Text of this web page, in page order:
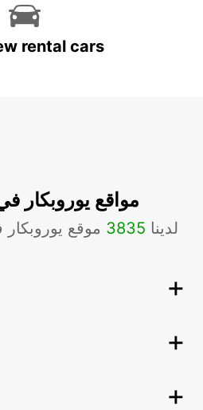
rental cars
مواقع يوروبكار
لدينا 3835 موقع